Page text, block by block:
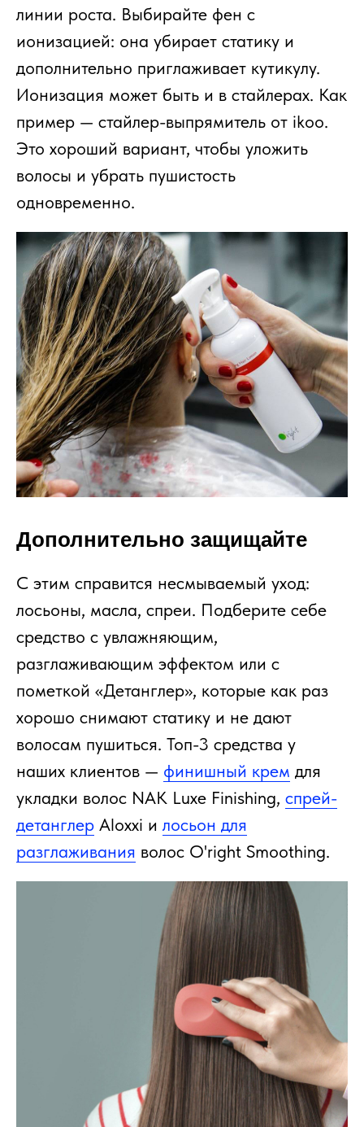
линии роста. Выбирайте фен с
ионизацией: она убирает статику и
дополнительно приглаживает кутикулу.
Ионизация может быть и в стайлерах. Как
пример — стайлер-выпрямитель от ikoo.
Это хороший вариант, чтобы уложить
волосы и убрать пушистость
одновременно.
Дополнительно защищайте
С этим справится несмываемый уход:
лосьоны, масла, спреи. Подберите себе
средство с увлажняющим,
разглаживающим эффектом или с
пометкой «Детанглер», которые как раз
хорошо снимают статику и не дают
волосам пушиться. Топ-3 средства у
наших клиентов — финишный крем для
укладки волос NAK Luxe Finishing, спрей-
детанглер Aloxxi и лосьон для
разглаживания волос O'right Smoothing.